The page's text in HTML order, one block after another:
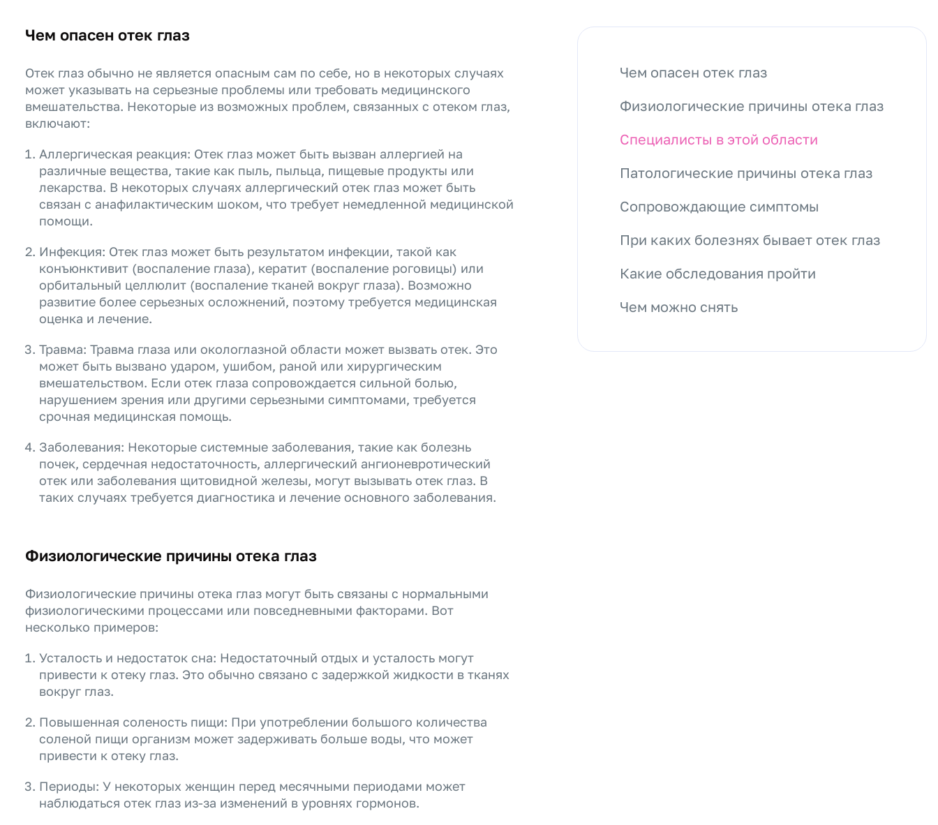
Чем опасен отек глаз
Отек глаз обычно не является опасным сам по себе, но в некоторых случаях
может указывать на серьезные проблемы или требовать медицинского
вмешательства. Некоторые из возможных проблем, связанных с отеком глаз,
включают:
Аллергическая реакция: Отек глаз может быть вызван аллергией на
различные вещества, такие как пыль, пыльца, пищевые продукты или
лекарства. В некоторых случаях аллергический отек глаз может быть
связан с анафилактическим шоком, что требует немедленной медицинской
помощи.
Инфекция: Отек глаз может быть результатом инфекции, такой как
конъюнктивит (воспаление глаза), кератит (воспаление роговицы) или
орбитальный целлюлит (воспаление тканей вокруг глаза). Возможно
развитие более серьезных осложнений, поэтому требуется медицинская
оценка и лечение.
Травма: Травма глаза или окологлазной области может вызвать отек. Это
может быть вызвано ударом, ушибом, раной или хирургическим
вмешательством. Если отек глаза сопровождается сильной болью,
нарушением зрения или другими серьезными симптомами, требуется
срочная медицинская помощь.
Заболевания: Некоторые системные заболевания, такие как болезнь
почек, сердечная недостаточность, аллергический ангионевротический
отек или заболевания щитовидной железы, могут вызывать отек глаз. В
таких случаях требуется диагностика и лечение основного заболевания.
Физиологические причины отека глаз
Физиологические причины отека глаз могут быть связаны с нормальными
физиологическими процессами или повседневными факторами. Вот
несколько примеров:
Усталость и недостаток сна: Недостаточный отдых и усталость могут
привести к отеку глаз. Это обычно связано с задержкой жидкости в тканях
вокруг глаз.
Повышенная соленость пищи: При употреблении большого количества
соленой пищи организм может задерживать больше воды, что может
привести к отеку глаз.
Периоды: У некоторых женщин перед месячными периодами может
наблюдаться отек глаз из-за изменений в уровнях гормонов.
Чем опасен отек глаз
Физиологические причины отека глаз
Специалисты в этой области
Патологические причины отека глаз
Сопровождающие симптомы
При каких болезнях бывает отек глаз
Какие обследования пройти
Чем можно снять